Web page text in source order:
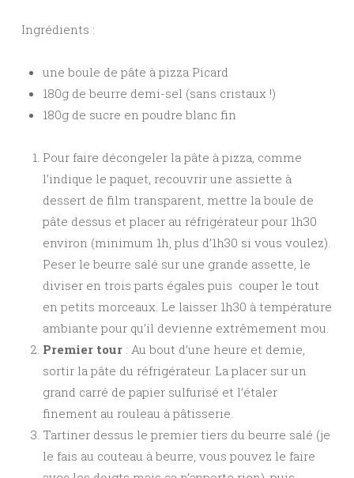
Ingrédients :
une boule de pâte à pizza Picard
180g de beurre demi-sel (sans cristaux !)
180g de sucre en poudre blanc fin
Pour faire décongeler la pâte à pizza, comme
l’indique le paquet, recouvrir une assiette à
dessert de film transparent, mettre la boule de
pâte dessus et placer au réfrigérateur pour 1h30
environ (minimum 1h, plus d’1h30 si vous voulez).
Peser le beurre salé sur une grande assette, le
diviser en trois parts égales puis couper le tout
en petits morceaux. Le laisser 1h30 à température
ambiante pour qu’il devienne extrêmement mou.
Premier tour : Au bout d’une heure et demie,
sortir la pâte du réfrigérateur. La placer sur un
grand carré de papier sulfurisé et l’étaler
finement au rouleau à pâtisserie.
Tartiner dessus le premier tiers du beurre salé (je
le fais au couteau à beurre, vous pouvez le faire